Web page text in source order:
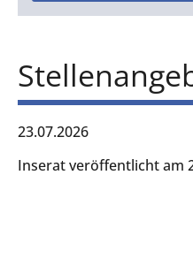
23.07.2026
Inserat veröffentlicht am